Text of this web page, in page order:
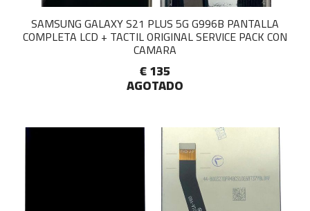
SAMSUNG GALAXY S21 PLUS 5G G996B PANTALLA
COMPLETA LCD + TACTIL ORIGINAL SERVICE PACK CON
CAMARA
€ 135
AGOTADO